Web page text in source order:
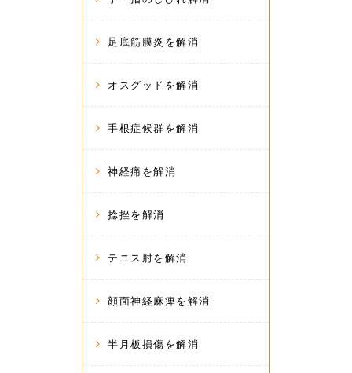
足底筋膜炎を解消
オスグッドを解消
手根症候群を解消
神経痛を解消
捻挫を解消
テニス肘を解消
顔面神経麻痺を解消
半月板損傷を解消